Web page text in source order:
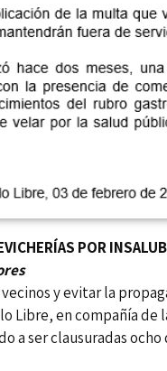
POR
y evitar la
Libre, en compañía de
a ser clausuradas ocho